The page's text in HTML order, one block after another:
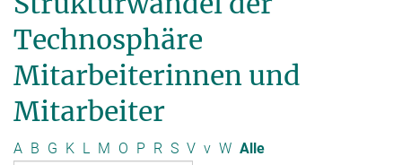
Technosphäre
Mitarbeiterinnen und
Mitarbeiter
A B G K L M O P R S V v W Alle